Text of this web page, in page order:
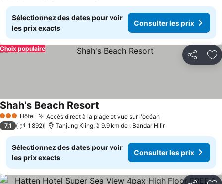
Sélectionnez des dates pour voir
les prix exacts
Consulter les prix
Partager
Choix populaire
3 ÉtoilesHôtel Accès direct à la plage et vue sur l'océan
Shah's Beach Resort
7,1 1 892 Tanjung Kling, à 9.9 km de : Bandar Hilir
Sélectionnez des dates pour voir
les prix exacts
Consulter les prix